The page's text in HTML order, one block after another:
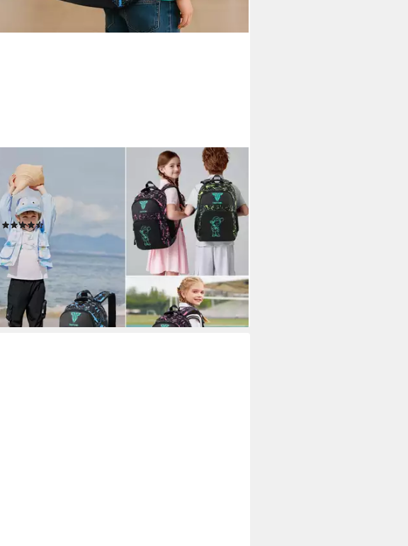
TAN.TOMI
Schulrucksack Jungen Schulrucksack teenager
schulranzen Jugendliche Daypacks, Reflektierender
Wasserdicht Outdoor Camping Groß rucksack
(3)
27,94 € UVP
-30%
lieferbar - in 3-4 Werktagen bei dir